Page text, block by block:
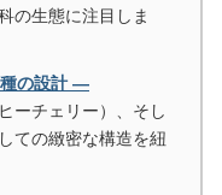
の生態に注目しま
の設計 ―
ーチェリー）、そし
ての緻密な構造を紐